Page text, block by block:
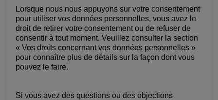
Lorsque nous nous appuyons sur votre consentement
pour utiliser vos données personnelles, vous avez le
droit de retirer votre consentement ou de refuser de
consentir à tout moment. Veuillez consulter la section
« Vos droits concernant vos données personnelles »
pour connaître plus de détails sur la façon dont vous
pouvez le faire.
Si vous avez des questions ou des objections